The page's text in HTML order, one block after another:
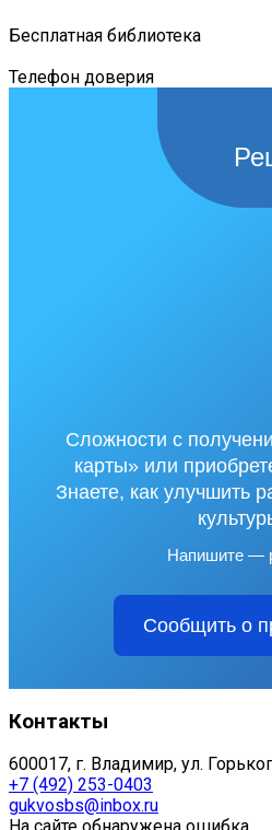
Бесплатная библиотека
Телефон доверия
Сложности с
карты» или
Знаете, как улучшить
Напишите —
Сообщить о
Контакты
600017, г. Владимир, ул.
+7 (492) 253-0403
gukvosbs@inbox.ru